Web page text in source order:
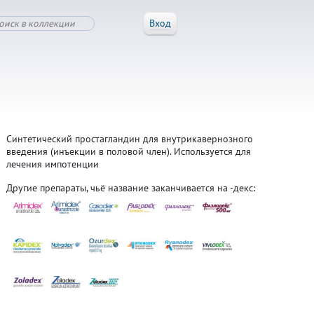
Вход
Синтетический простагландин для внутрикавернозного
введения (инъекции в половой член). Используется для
лечения импотенции
Другие препараты, чьё название заканчивается на -декс: